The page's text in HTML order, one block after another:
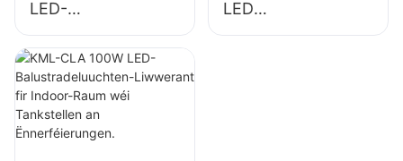
LED-
Héichbuchtluuchte
n-Liwwerant fir
Industrieanlagen,
Lagerhaiser an
aner
LED
Héichbuchtluuchte